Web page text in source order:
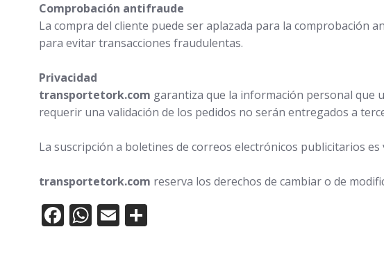
Comprobación antifraude
La compra del cliente puede ser aplazada para la comprobación
para evitar transacciones fraudulentas.
Privacidad
transportetork.com garantiza que la información personal que
requerir una validación de los pedidos no serán entregados a
La suscripción a boletines de correos electrónicos publicitarios
transportetork.com reserva los derechos de cambiar o de
Facebook
WhatsApp
Email